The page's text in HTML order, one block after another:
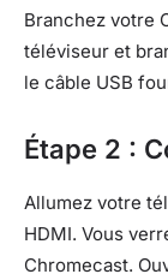
Branchez votre
téléviseur et
le câble USB
Étape 2 :
Allumez votre
HDMI. Vous
Chromecast.